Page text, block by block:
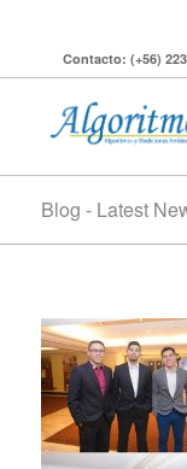
Contacto: (+56)
Blog - Latest